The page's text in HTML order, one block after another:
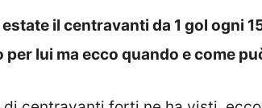
il centravanti da 1 gol ogni
lui ma ecco quando e come